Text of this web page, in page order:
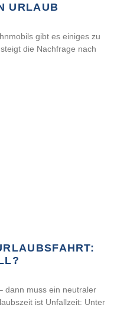
URLAUB
gibt es einiges zu
die Nachfrage nach
dann muss ein neutraler
ist Unfallzeit: Unter